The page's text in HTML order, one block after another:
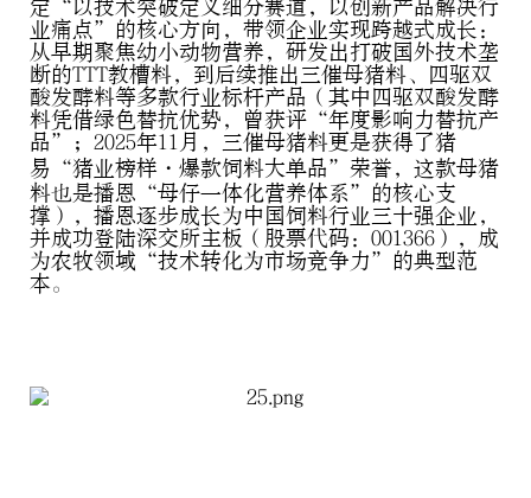
定“以技术突破定义细分赛道，以创新产品解决行
业痛点”的核心方向，带领企业实现跨越式成长：
从早期聚焦幼小动物营养，研发出打破国外技术垄
断的TTT教槽料，到后续推出三催母猪料、四驱双
酸发酵料等多款行业标杆产品（其中四驱双酸发酵
料凭借绿色替抗优势，曾获评“年度影响力替抗产
品”；2025年11月，三催母猪料更是获得了猪
易“猪业榜样・爆款饲料大单品”荣誉，这款母猪
料也是播恩“母仔一体化营养体系”的核心支
撑），播恩逐步成长为中国饲料行业三十强企业，
并成功登陆深交所主板（股票代码：001366），成
为农牧领域“技术转化为市场竞争力”的典型范
本。